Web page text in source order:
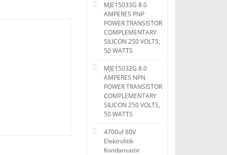
MJE15033G 8.0
AMPERES PNP
POWER TRANSISTOR
COMPLEMENTARY
SILICON 250 VOLTS,
50 WATTS
MJE15032G 8.0
AMPERES NPN
POWER TRANSISTOR
COMPLEMENTARY
SILICON 250 VOLTS,
50 WATTS
4700uf 80V
Elektrolitik
Kondansatör